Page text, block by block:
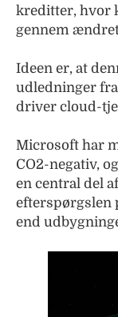
kreditter, hvor
gennem
Ideen er, at
udledninger
driver cloud-
Microsoft har
CO2-negativ,
en central del
efterspørgslen
end